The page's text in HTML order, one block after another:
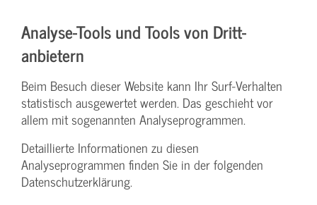
Analyse-Tools und Tools von Dritt­
anbietern
Beim Besuch dieser Website kann Ihr Surf-Verhalten
statistisch ausgewertet werden. Das geschieht vor
allem mit sogenannten Analyseprogrammen.
Detaillierte Informationen zu diesen
Analyseprogrammen finden Sie in der folgenden
Datenschutzerklärung.